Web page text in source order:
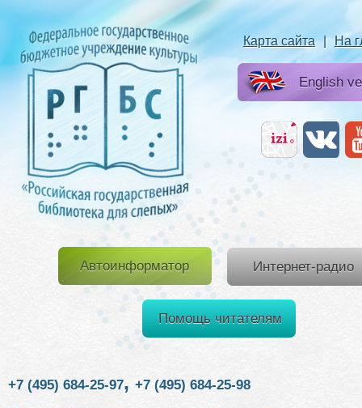
Карта сайта | На
English
Автоинформатор Интернет-радио
Помощь читателям
+7 (495) 684-25-97, +7 (495) 684-25-98